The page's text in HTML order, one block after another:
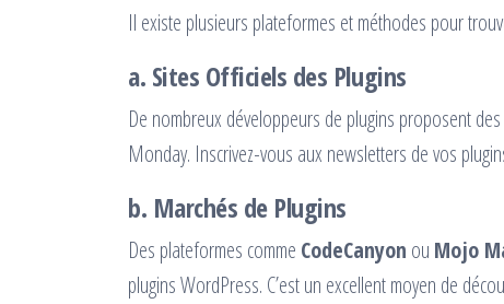
Il existe plusieurs plateformes et méthodes pour
a. Sites Officiels des Plugins
De nombreux développeurs de plugins proposent
Monday. Inscrivez-vous aux newsletters de vos
b. Marchés de Plugins
Des plateformes comme CodeCanyon ou Mojo
plugins WordPress. C’est un excellent moyen de